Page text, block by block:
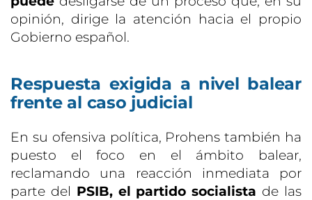
opinión, dirige la atención hacia el propio
Gobierno español.
Respuesta exigida a nivel balear
frente al caso judicial
En su ofensiva política, Prohens también ha
puesto el foco en el ámbito balear,
reclamando una reacción inmediata por
parte del PSIB, el partido socialista de las